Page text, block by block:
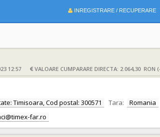
INREGISTRARE / RECUPERARE
12:57 VALOARE CUMPARARE DIRECTA: 2.064,30 RON
Timisoara, Cod postal: 300571 Tara:
Romania
far.ro